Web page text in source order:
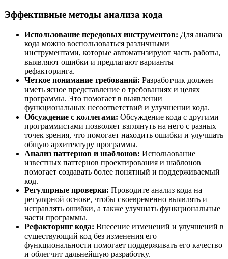
Эффективные методы анализа кода
Использование передовых инструментов: Для анализа
кода можно воспользоваться различными
инструментами, которые автоматизируют часть работы,
выявляют ошибки и предлагают варианты
рефакторинга.
Четкое понимание требований: Разработчик должен
иметь ясное представление о требованиях и целях
программы. Это помогает в выявлении
функциональных несоответствий и улучшении кода.
Обсуждение с коллегами: Обсуждение кода с другими
программистами позволяет взглянуть на него с разных
точек зрения, что помогает находить ошибки и улучшать
общую архитектуру программы.
Анализ паттернов и шаблонов: Использование
известных паттернов проектирования и шаблонов
помогает создавать более понятный и поддерживаемый
код.
Регулярные проверки: Проводите анализ кода на
регулярной основе, чтобы своевременно выявлять и
исправлять ошибки, а также улучшать функциональные
части программы.
Рефакторинг кода: Внесение изменений и улучшений в
существующий код без изменения его
функциональности помогает поддерживать его качество
и облегчит дальнейшую разработку.